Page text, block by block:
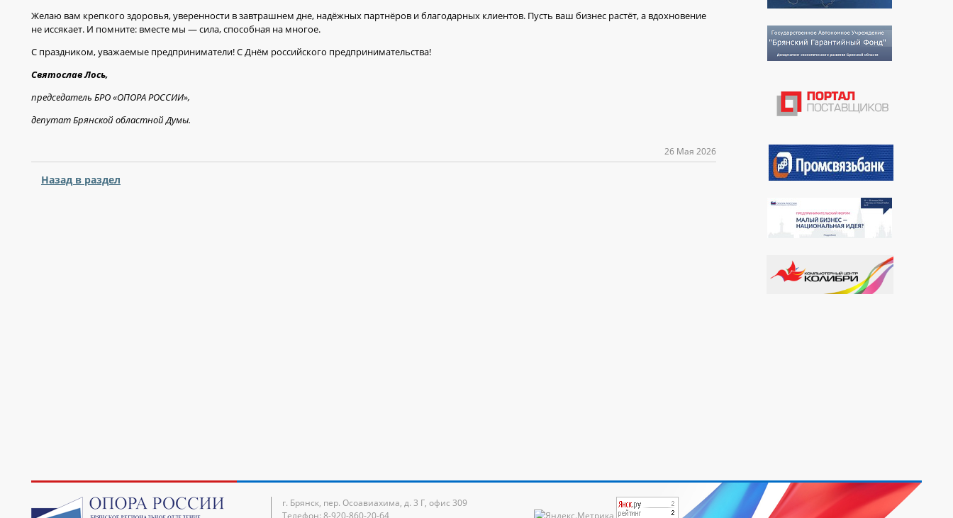
Желаю вам крепкого здоровья, уверенности в завтрашнем дне, надёжных партнёров и благодарных клиентов. Пусть ваш бизнес растёт, а вдохновение
не иссякает. И помните: вместе мы — сила, способная на многое.
С праздником, уважаемые предприниматели! С Днём российского предпринимательства!
Святослав Лось,
председатель БРО «ОПОРА РОССИИ»,
депутат Брянской областной Думы.
26 Мая 2026
Назад в раздел
г. Брянск, пер. Осоавиахима, д. 3 Г, офис 309
Телефон: 8-920-860-20-64